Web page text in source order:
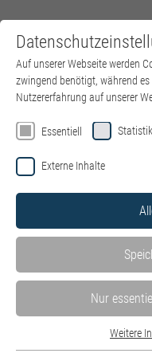
Willkommen
kbo – Kliniken
Oberbayern
Hier finden Sie alle
Einrichtungen –
die einzelnen Kliniken
Stellenangebote ganz
Stellen der IT des Bezirks
Website der IT.
Bewerben Sie sich jetzt als
Schwerpunkt P&I LOGA.
Auf unserer Webseite werden
zwingend benötigt, während
Nutzererfahrung auf unserer
Essentiell
Externe Inhalte
Nur
Weitere